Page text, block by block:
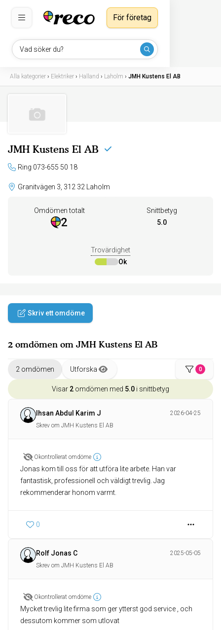
Vad söker du?
För företag
Alla kategorier › Elektriker › Halland › Laholm › JMH Kustens El AB
JMH Kustens El AB
Ring 073-655 50 18
Granitvägen 3, 312 32 Laholm
Omdömen totalt
2
Snittbetyg
5.0
Trovärdighet
Ok
Skriv ett omdöme
2 omdömen om JMH Kustens El AB
2 omdömen Utforska 0
Visar 2 omdömen med 5.0 i snittbetyg
Ihsan Abdul Karim J
2026-04-25
Skrev om JMH Kustens El AB
Okontrollerat omdöme
Jonas kom till oss för att utföra lite arbete. Han var
fantastisk, professionell och väldigt trevlig. Jag
rekommenderar honom varmt.
0
Rolf Jonas C
2025-05-05
Skrev om JMH Kustens El AB
Okontrollerat omdöme
Mycket trevlig lite firma som ger ytterst god service , och
dessutom kommer som utlovat